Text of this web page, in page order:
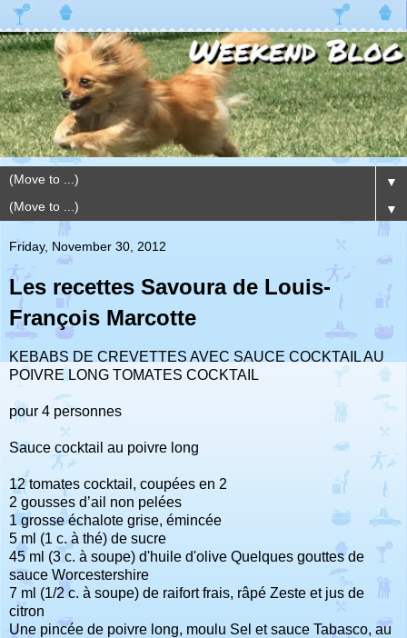
▼
▼
Friday, November 30, 2012
Les recettes Savoura de Louis-
François Marcotte
KEBABS DE CREVETTES AVEC SAUCE COCKTAIL AU
POIVRE LONG TOMATES COCKTAIL
pour 4 personnes
Sauce cocktail au poivre long
12 tomates cocktail, coupées en 2
2 gousses d’ail non pelées
1 grosse échalote grise, émincée
5 ml (1 c. à thé) de sucre
45 ml (3 c. à soupe) d'huile d'olive Quelques gouttes de
sauce Worcestershire
7 ml (1/2 c. à soupe) de raifort frais, râpé Zeste et jus de
citron
Une pincée de poivre long, moulu Sel et sauce Tabasco, au